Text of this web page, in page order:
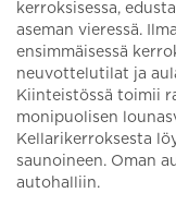
kerroksisessa,
aseman vieressä.
ensimmäisessä
neuvottelutilat ja
Kiinteistössä toimii
monipuolisen
Kellarikerroksesta
saunoineen. Oman
autohalliin.